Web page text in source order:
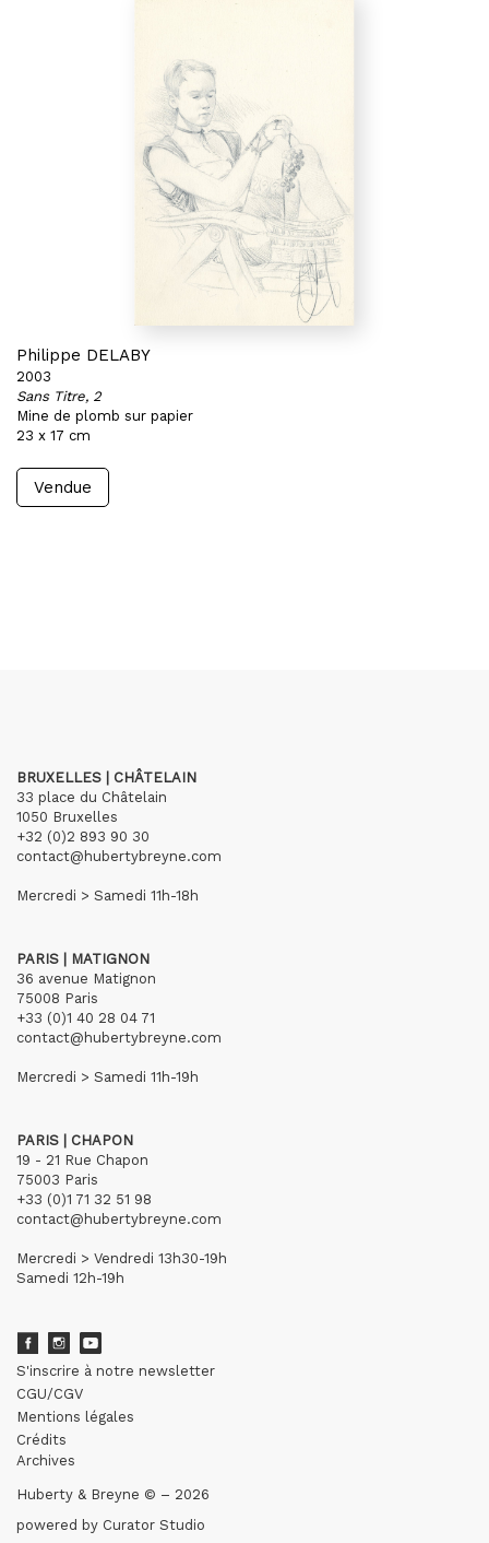
Philippe DELABY
2003
Sans Titre, 2
Mine de plomb sur papier
23 x 17 cm
Vendue
BRUXELLES | CHÂTELAIN
33 place du Châtelain
1050 Bruxelles
+32 (0)2 893 90 30
contact@hubertybreyne.com
Mercredi > Samedi 11h-18h
PARIS | MATIGNON
36 avenue Matignon
75008 Paris
+33 (0)1 40 28 04 71
contact@hubertybreyne.com
Mercredi > Samedi 11h-19h
PARIS | CHAPON
19 - 21 Rue Chapon
75003 Paris
+33 (0)1 71 32 51 98
contact@hubertybreyne.com
Mercredi > Vendredi 13h30-19h
Samedi 12h-19h
S'inscrire à notre newsletter
CGU/CGV
Mentions légales
Crédits
Archives
Huberty & Breyne © – 2026
powered by Curator Studio